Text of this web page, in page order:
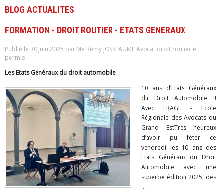
BLOG ACTUALITES
FORMATION - DROIT ROUTIER - ETATS GENERAUX
Publié le 30 juin 2025 par Me Rémy JOSSEAUME Avocat droit routier et
permis
Les Etats Généraux du droit automobile
10 ans d’Etats Généraux
du Droit Automobile !!
Avec ERAGE - Ecole
Régionale des Avocats du
Grand EstTrès heureux
d’avoir pu fêter ce
vendredi les 10 ans des
Etats Généraux du Droit
Automobile avec une
superbe édition 2025, des
...